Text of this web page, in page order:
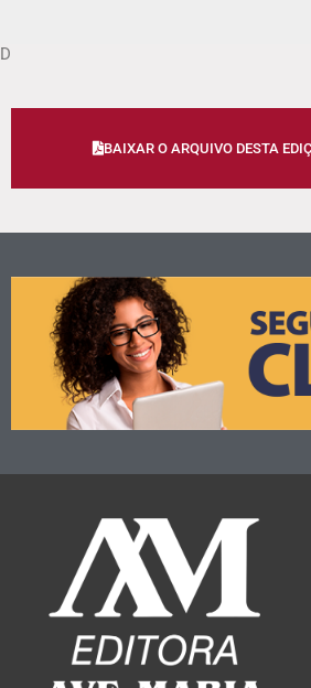
D
BAIXAR O ARQUIVO DESTA